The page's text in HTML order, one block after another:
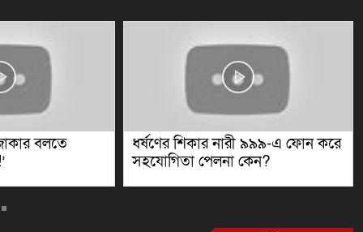
ধর্ষণের শিকার নারী ৯৯৯-এ ফোন করে
সহযোগিতা পেলনা কেন?